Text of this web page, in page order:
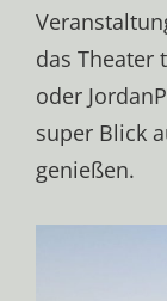
das Theater
oder
super Blick
genießen.